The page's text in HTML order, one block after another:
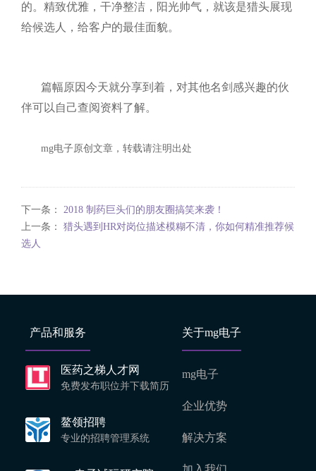
的。精致优雅，干净整洁，阳光帅气，就该是猎头展现
给候选人，给客户的最佳面貌。
篇幅原因今天就分享到着，对其他名剑感兴趣的伙
伴可以自己查阅资料了解。
mg电子原创文章，转载请注明出处
下一条： 2018 制药巨头们的朋友圈搞笑来袭！
上一条： 猎头遇到HR对岗位描述模糊不清，你如何精准推荐候
选人
产品和服务
医药之梯人才网
免费发布职位并下载简历
鳌领招聘
专业的招聘管理系统
关于mg电子
mg电子
企业优势
解决方案